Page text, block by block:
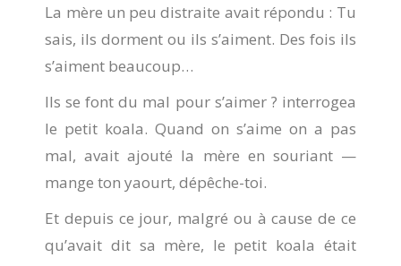
La mère un peu distraite avait répondu : Tu
sais, ils dorment ou ils s’aiment. Des fois ils
s’aiment beaucoup…
Ils se font du mal pour s’aimer ? interrogea
le petit koala. Quand on s’aime on a pas
mal, avait ajouté la mère en souriant —
mange ton yaourt, dépêche-toi.
Et depuis ce jour, malgré ou à cause de ce
qu’avait dit sa mère, le petit koala était